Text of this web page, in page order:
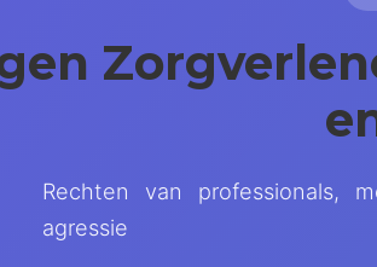
Rechten van professionals,
agressie